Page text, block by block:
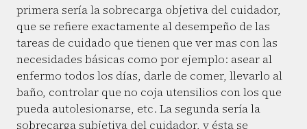
primera sería la sobrecarga objetiva del cuidador,
que se refiere exactamente al desempeño de las
tareas de cuidado que tienen que ver mas con las
necesidades básicas como por ejemplo: asear al
enfermo todos los días, darle de comer, llevarlo al
baño, controlar que no coja utensilios con los que
pueda autolesionarse, etc. La segunda sería la
sobrecarga subjetiva del cuidador, y ésta se